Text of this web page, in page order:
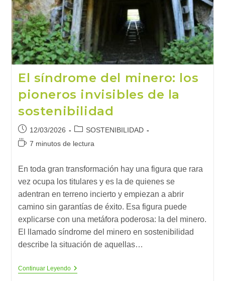
Acción
Sostenible
El síndrome del minero: los
pioneros invisibles de la
sostenibilidad
Publicación
de
12/03/2026
Categoría
de
SOSTENIBILIDAD
Tiempo7 minutos de lectura
En toda gran transformación hay una figura que rara
vez ocupa los titulares y es la de quienes se
adentran en terreno incierto y empiezan a abrir
camino sin garantías de éxito. Esa figura puede
explicarse con una metáfora poderosa: la del minero.
El llamado síndrome del minero en sostenibilidad
describe la situación de aquellas…
Continuar LeyendoEl